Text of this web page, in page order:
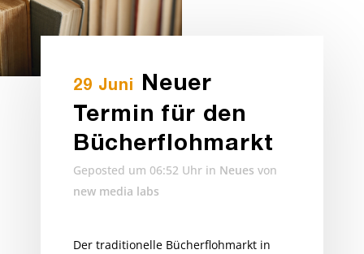
29 Juni
Neuer
Termin für den
Bücherflohmarkt
Geposted um 06:52 Uhr in Neues von
new media labs
Der traditionelle Bücherflohmarkt in